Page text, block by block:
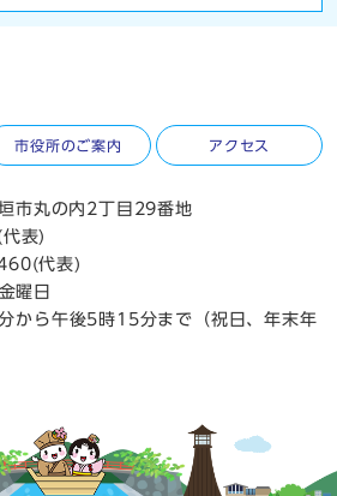
市役所のご案内 アクセス
市丸の内2丁目29番地
代表)
代表)
曜日
から午後5時15分まで（祝日、年末年